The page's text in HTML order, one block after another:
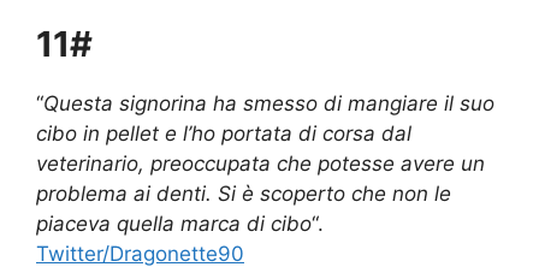
11#
“Questa signorina ha smesso di mangiare il suo
cibo in pellet e l’ho portata di corsa dal
veterinario, preoccupata che potesse avere un
problema ai denti. Si è scoperto che non le
piaceva quella marca di cibo“.
Twitter/Dragonette90